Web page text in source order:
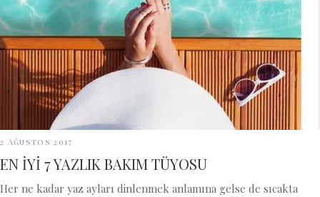
2 Ağustos 2017
EN İYİ 7 YAZLIK BAKIM TÜYOSU
Her ne kadar yaz ayları dinlenmek anlamına gelse de sıcakta